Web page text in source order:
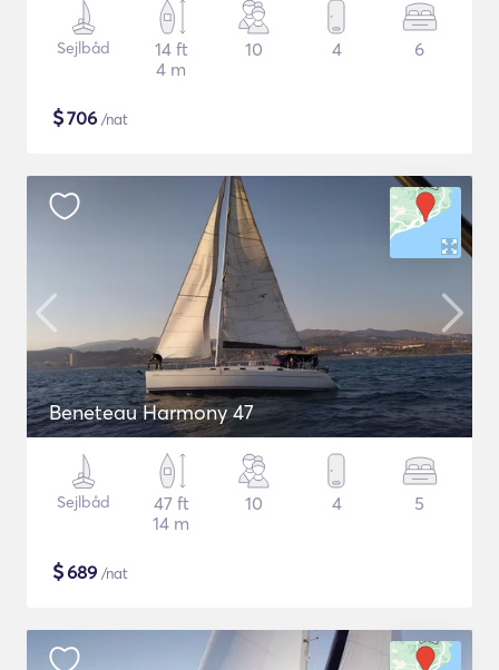
Sejlbåd
14 ft
4 m
10 4 6
$706 /nat
Beneteau Harmony 47
Sejlbåd
47 ft
14 m
10 4 5
$689 /nat